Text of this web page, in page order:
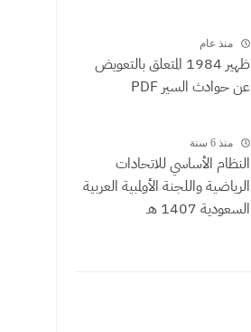
منذ عام
ظهير 1984 المتعلق بالتعويض
عن حوادث السير PDF
منذ 6 سنة
النظام الأساسي للاتحادات
الرياضية واللجنة الأولمبية العربية
السعودية 1407 هـ